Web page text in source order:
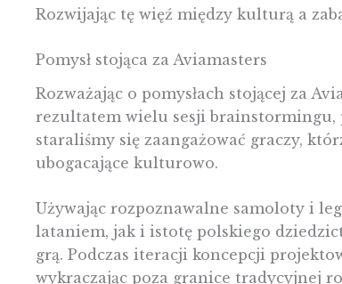
Rozwijając tę więź między kulturą a
Pomysł stojąca za Aviamasters
Rozważając o pomysłach stojącej za
rezultatem wielu sesji brainstormingu,
staraliśmy się zaangażować graczy,
ubogacające kulturowo.
Używając rozpoznawalne samoloty i
lataniem, jak i istotę polskiego
grą. Podczas iteracji koncepcji
wykraczając poza granice tradycyjnej